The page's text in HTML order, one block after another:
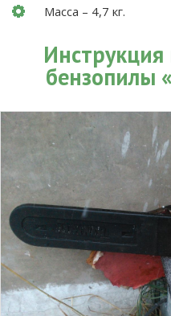
Масса – 4,7 кг.
бензопилы